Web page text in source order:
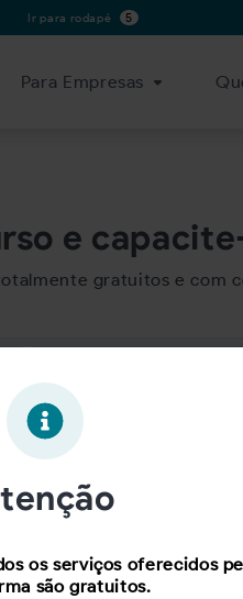
Ir para rodapé 5
Para Empresas
e
gratuitos e com
os serviços oferecidos
são gratuitos.